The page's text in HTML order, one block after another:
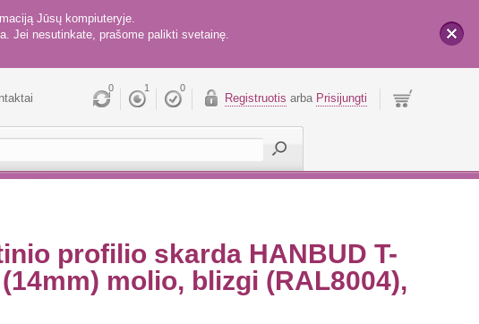
Jūsų kompiuteryje.
Jei nesutinkate, prašome palikti svetainę.
0 1 0
Registruotis arba Prisijungti
profilio skarda HANBUD T-
molio, blizgi (RAL8004),